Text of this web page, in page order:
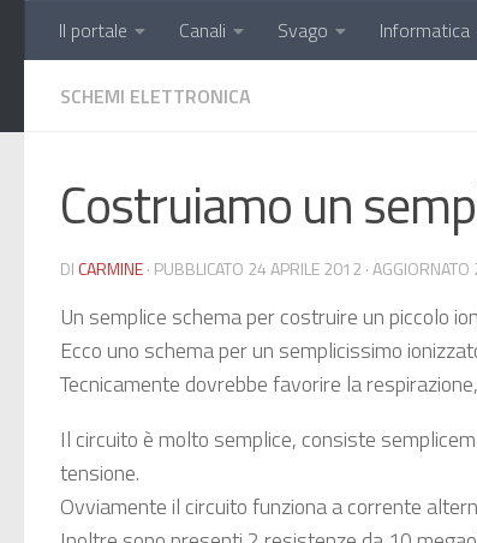
Il portale Canali Svago Informatica
SCHEMI ELETTRONICA
Costruiamo un
DI CARMINE· PUBBLICATO 24 APRILE 2012 · AGGIORNATO
Un semplice schema per costruire un piccolo
Ecco uno schema per un semplicissimo
Tecnicamente dovrebbe favorire la
Il circuito è molto semplice, consiste
tensione.
Ovviamente il circuito funziona a corrente